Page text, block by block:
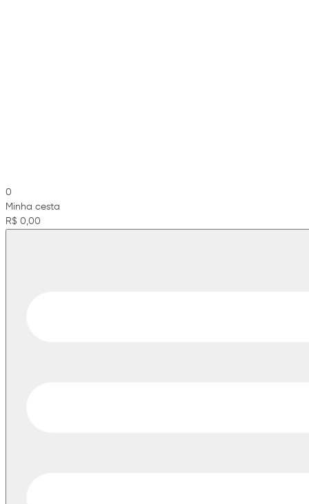
0
Minha cesta
R$ 0,00